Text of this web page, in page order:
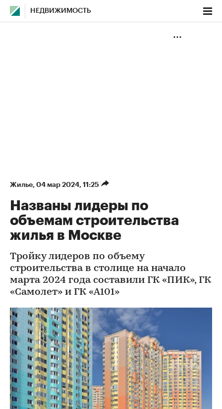
НЕДВИЖИМОСТЬ
Жилье⁠, 04 мар 2024, 11:25
Названы лидеры по
объемам строительства
жилья в Москве
Тройку лидеров по объему
строительства в столице на начало
марта 2024 года составили ГК «ПИК», ГК
«Самолет» и ГК «А101»